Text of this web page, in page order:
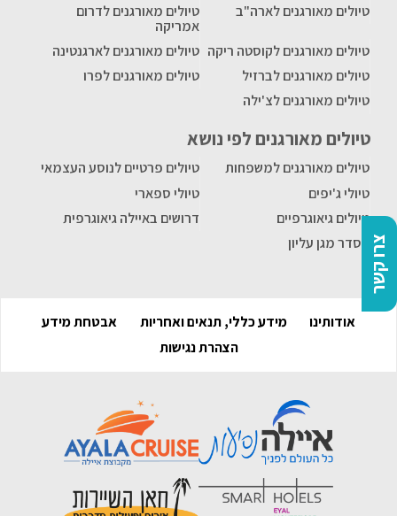
צרו קשר
טיולים מאורגנים לארה"ב
טיולים מאורגנים לדרום
אמריקה
טיולים מאורגנים לקוסטה ריקה טיולים מאורגנים לארגנטינה
טיולים מאורגנים לברזיל
טיולים מאורגנים לפרו
טיולים מאורגנים לצ'ילה
טיולים מאורגנים לפי נושא
טיולים מאורגנים למשפחות
טיולים פרטיים לנוסע העצמאי
טיולי ג'יפים
טיולי ספארי
טיולים גיאוגרפיים
דרושים באיילה גיאוגרפית
הסדר מגן עליון
אודותינו מידע כללי, תנאים ואחריות
אבטחת מידע
הצהרת נגישות